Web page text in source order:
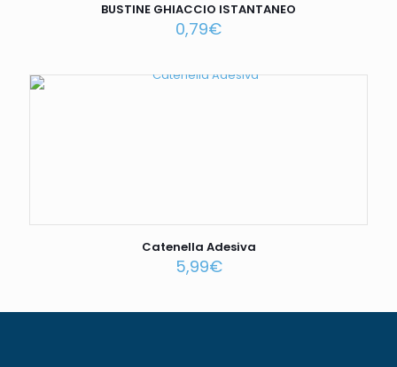
BUSTINE GHIACCIO ISTANTANEO
0,79€
Catenella Adesiva
5,99€